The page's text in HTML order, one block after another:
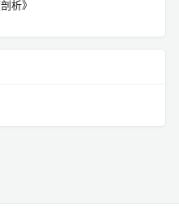
析》